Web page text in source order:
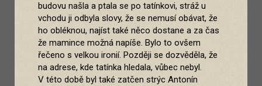
budovu našla a ptala se po tatínkovi, stráž u
vchodu ji odbyla slovy, že se nemusí obávat, že
ho obléknou, najíst také něco dostane a za čas
že mamince možná napíše. Bylo to ovšem
řečeno s velkou ironií. Později se dozvěděla, že
na adrese, kde tatínka hledala, vůbec nebyl.
V této době byl také zatčen strýc Antonín